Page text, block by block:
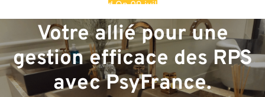
Posted On 09 juillet 2026
Votre allié pour une
gestion efficace des RPS
avec PsyFrance.